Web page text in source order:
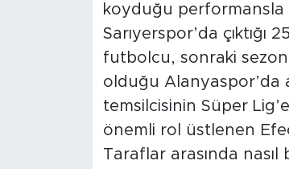
koyduğu performansla
Sarıyerspor’da
futbolcu, sonraki sezon
olduğu Alanyaspor’da
temsilcisinin Süper
önemli rol üstlenen
Taraflar arasında